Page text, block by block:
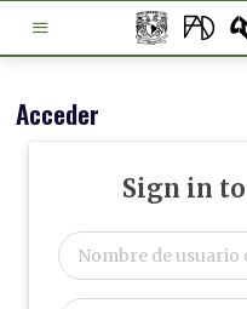
Acceder
Sign in